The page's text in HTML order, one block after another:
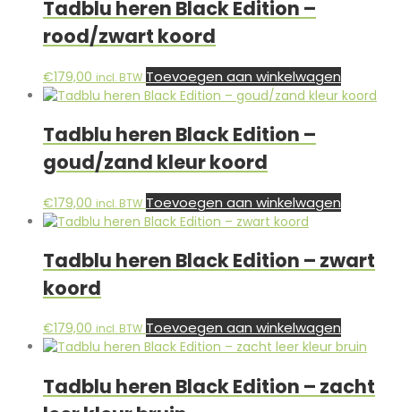
Tadblu heren Black Edition –
rood/zwart koord
€179,00 incl. BTW Toevoegen aan winkelwagen
Tadblu heren Black Edition –
goud/zand kleur koord
€179,00 incl. BTW Toevoegen aan winkelwagen
Tadblu heren Black Edition – zwart
koord
€179,00 incl. BTW Toevoegen aan winkelwagen
Tadblu heren Black Edition – zacht